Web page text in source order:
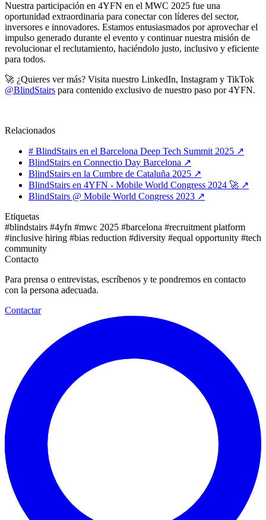
Nuestra participación en 4YFN en el MWC 2025 fue una
oportunidad extraordinaria para conectar con líderes del sector,
inversores e innovadores. Estamos entusiasmados por aprovechar el
impulso generado durante el evento y continuar nuestra misión de
revolucionar el reclutamiento, haciéndolo justo, inclusivo y eficiente
para todos.
🚀 ¿Quieres ver más? Visita nuestro LinkedIn, Instagram y TikTok
@BlindStairs para contenido exclusivo de nuestro paso por 4YFN.
Relacionados
# BlindStairs en el Barcelona Deep Tech Summit 2025 ↗
BlindStairs en Connectio Day Barcelona ↗
BlindStairs en la Cumbre de Cataluña 2025 ↗
BlindStairs en 4YFN - Mobile World Congress 2024 🚀 ↗
BlindStairs @ Mobile World Congress 2023 ↗
Etiquetas
#blindstairs #4yfn #mwc 2025 #barcelona #recruitment platform
#inclusive hiring #bias reduction #diversity #equal opportunity #tech
community
Contacto
Para prensa o entrevistas, escríbenos y te pondremos en contacto
con la persona adecuada.
Contactar